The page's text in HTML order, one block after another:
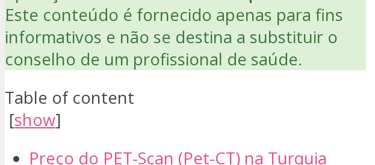
Este conteúdo é fornecido apenas para fins
informativos e não se destina a substituir o
conselho de um profissional de saúde.
Table of content
[show]
Preço do PET-Scan (Pet-CT) na Turquia